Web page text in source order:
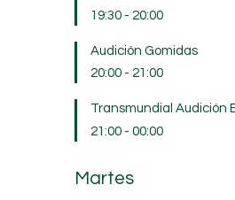
19:30 - 20:00
Audición Gomidas
20:00 - 21:00
Transmundial Audición
21:00 - 00:00
Martes